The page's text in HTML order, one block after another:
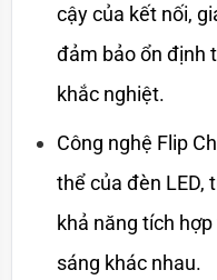
cậy của kết nối,
đảm bảo ổn định
khắc nghiệt.
Công nghệ Flip
thể của đèn LED,
khả năng tích
sáng khác nhau.